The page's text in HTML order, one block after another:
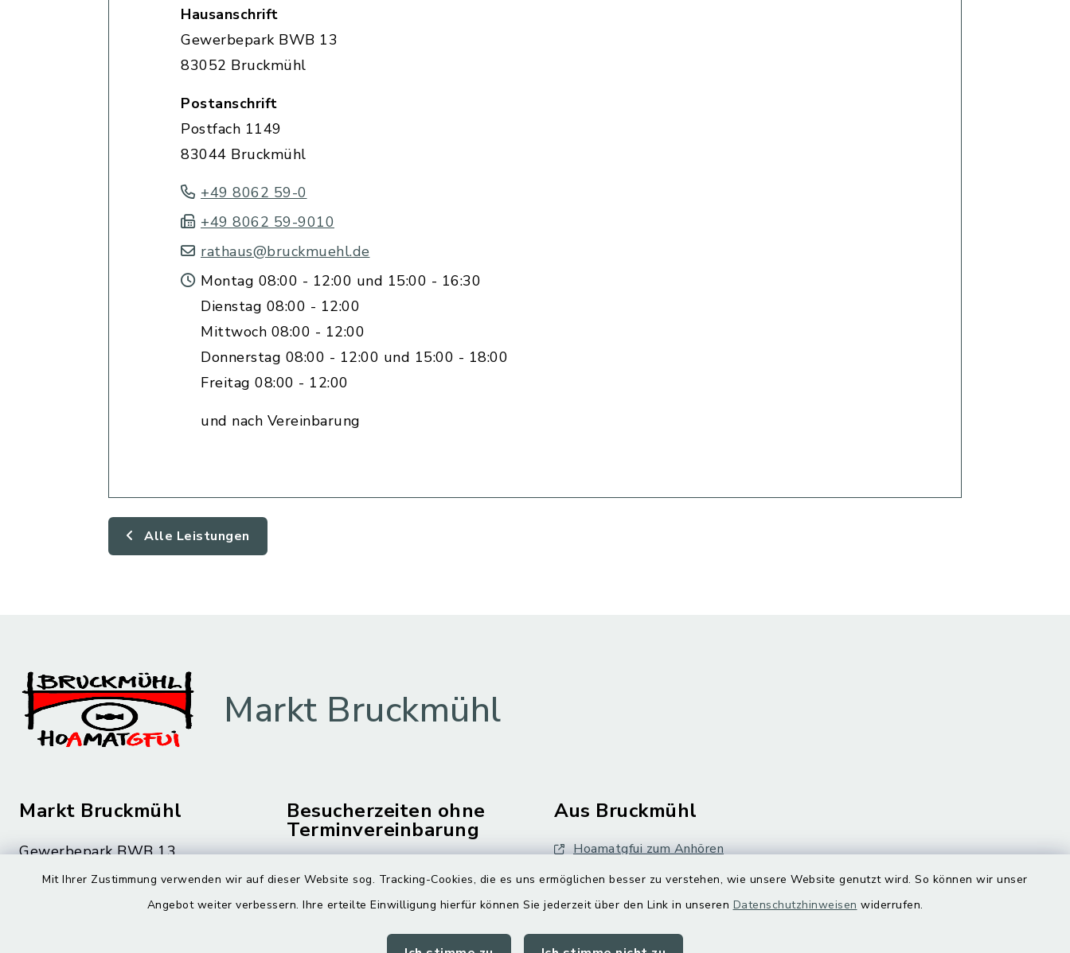
Mit Ihrer Zustimmung verwenden wir auf dieser Website sog. Tracking-Cookies, die es uns ermöglichen besser zu verstehen, wie unsere Website genutzt wird. So können wir unser
Angebot weiter verbessern. Ihre erteilte Einwilligung hierfür können Sie jederzeit über den Link in unseren Datenschutzhinweisen widerrufen.
Hausanschrift
Gewerbepark BWB 13
83052 Bruckmühl
Postanschrift
Postfach 1149
83044 Bruckmühl
+49 8062 59-0
+49 8062 59-9010
rathaus@bruckmuehl.de
Montag 08:00 - 12:00 und 15:00 - 16:30
Dienstag 08:00 - 12:00
Mittwoch 08:00 - 12:00
Donnerstag 08:00 - 12:00 und 15:00 - 18:00
Freitag 08:00 - 12:00
und nach Vereinbarung
Alle Leistungen
Markt Bruckmühl
Markt Bruckmühl
Gewerbepark BWB 13
83052 Bruckmühl
Besucherzeiten ohne
Terminvereinbarung
Montag zusätzlich:
Aus Bruckmühl
Hoamatgfui zum Anhören
Digitaler Ortsplan